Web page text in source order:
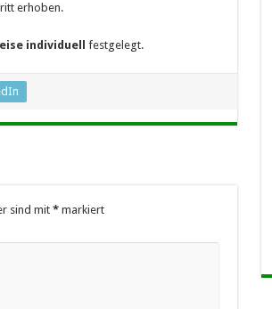
erhoben.
individuell festgelegt.
sind mit*markiert